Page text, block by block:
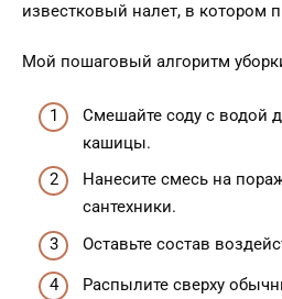
известковый налет, в котором
Мой пошаговый алгоритм
Смешайте соду с водой
кашицы.
Нанесите смесь на
сантехники.
Оставьте состав
Распылите сверху